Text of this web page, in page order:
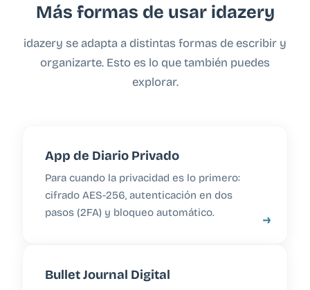
Más formas de usar idazery
idazery se adapta a distintas formas de escribir y
organizarte. Esto es lo que también puedes
explorar.
App de Diario Privado
Para cuando la privacidad es lo primero:
cifrado AES-256, autenticación en dos
pasos (2FA) y bloqueo automático.
→
Bullet Journal Digital